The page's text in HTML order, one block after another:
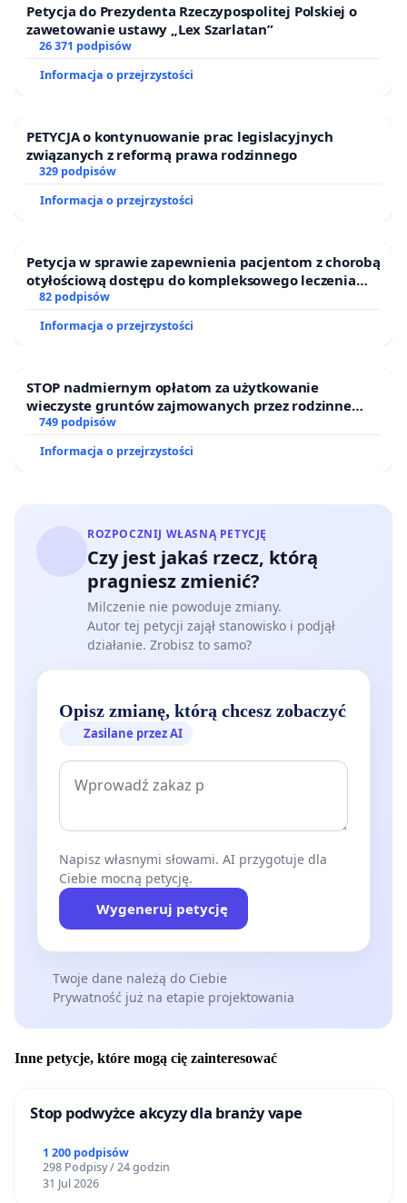
Petycja do Prezydenta Rzeczypospolitej Polskiej o
zawetowanie ustawy „Lex Szarlatan”
26 371 podpisów
Informacja o przejrzystości
PETYCJA o kontynuowanie prac legislacyjnych
związanych z reformą prawa rodzinnego
329 podpisów
Informacja o przejrzystości
Petycja w sprawie zapewnienia pacjentom z chorobą
otyłościową dostępu do kompleksowego leczenia
oraz programów profilaktycznych.
82 podpisów
Informacja o przejrzystości
STOP nadmiernym opłatom za użytkowanie
wieczyste gruntów zajmowanych przez rodzinne
ogrody działkowe.
749 podpisów
Informacja o przejrzystości
ROZPOCZNIJ WŁASNĄ PETYCJĘ
Czy jest jakaś rzecz, którą
pragniesz zmienić?
Milczenie nie powoduje zmiany.
Autor tej petycji zajął stanowisko i podjął
działanie. Zrobisz to samo?
Opisz zmianę, którą chcesz zobaczyć
Zasilane przez AI
Napisz własnymi słowami. AI przygotuje dla
Ciebie mocną petycję.
Wygeneruj petycję
Twoje dane należą do Ciebie
Prywatność już na etapie projektowania
Inne petycje, które mogą cię zainteresować
Stop podwyżce akcyzy dla branży vape
1 200 podpisów
298 Podpisy / 24 godzin
31 Jul 2026